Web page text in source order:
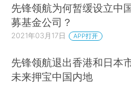
先锋领航为何暂缓设立中
募基金公司？
2021年03月17日 APP打开
先锋领航退出香港和日本
未来押宝中国内地